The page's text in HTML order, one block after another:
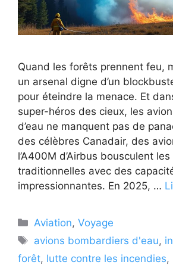
Quand les forêts prennent feu,
un arsenal digne d’un
pour éteindre la menace. Et
super-héros des cieux, les
d’eau ne manquent pas de
des célèbres Canadair, des
l’A400M d’Airbus bousculent
traditionnelles avec des
impressionnantes. En 2025, …
Catégories
Aviation,Voyage
Étiquettes
avions bombardiers d'eau,
forêt, lutte contre les incendies,